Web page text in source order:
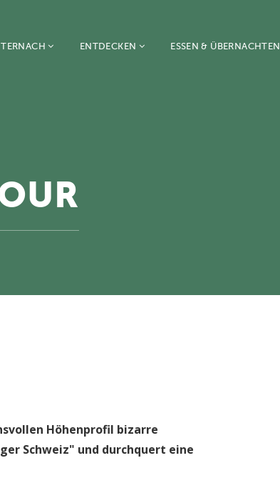
ENTDECKEN ESSEN & ÜBERNACHTEN
Höhenprofil bizarre
Schweiz" und durchquert eine